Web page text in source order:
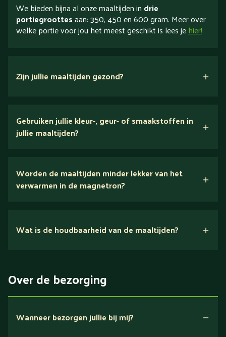
We bieden bijna al onze maaltijden in drie
portiegroottesaan: 350, 450 en 600 gram. Meer over
welke portie voor jou het meest geschikt is lees jehier!
Zijn jullie maaltijden gezond?
voedingsexperts
Verlaagd in koolhydraten
Verlaagd in zout
Gebruiken jullie kleur-, geur- of smaakstoffen in
jullie maaltijden?
Worden de maaltijden minder lekker van het
verwarmen in de magnetron?
Wat is de houdbaarheid van de maaltijden?
Over de bezorging
Wanneer bezorgen jullie bij mij?